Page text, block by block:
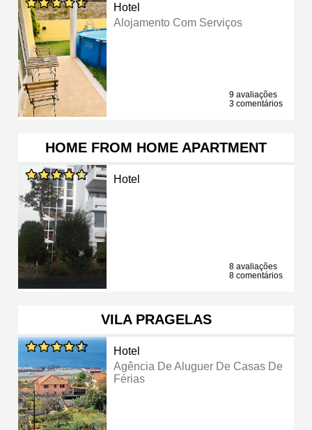
Hotel
Alojamento Com Serviços
9 avaliações
3 comentários
HOME FROM HOME APARTMENT
Hotel
8 avaliações
8 comentários
VILA PRAGELAS
Hotel
Agência De Aluguer De Casas De
Férias